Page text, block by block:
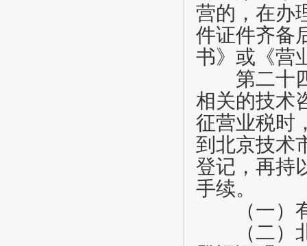
营的，在办
件证件齐备
书》或《营
第二十
相关的技术
征营业税时
到北京技术
登记，再持
手续。
（一）有
（二）北